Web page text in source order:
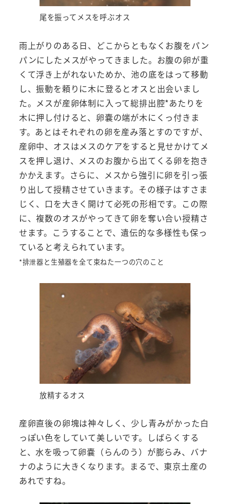
尾を振ってメスを呼ぶオス
雨上がりのある日、どこからともなくお腹をパン
パンにしたメスがやってきました。お腹の卵が重
くて浮き上がれないためか、池の底をはって移動
し、振動を頼りに木に登るとオスと出会いまし
た。メスが産卵体制に入って総排出腔*あたりを
木に押し付けると、卵嚢の端が木にくっ付きま
す。あとはそれぞれの卵を産み落とすのですが、
産卵中、オスはメスのケアをすると見せかけてメ
スを押し退け、メスのお腹から出てくる卵を抱き
かかえます。さらに、メスから強引に卵を引っ張
り出して授精させていきます。その様子はすさま
じく、口を大きく開けて必死の形相です。この際
に、複数のオスがやってきて卵を奪い合い授精さ
せます。こうすることで、遺伝的な多様性も保っ
ていると考えられています。
*排泄器と生殖器を全て束ねた一つの穴のこと
放精するオス
産卵直後の卵塊は神々しく、少し青みがかった白
っぽい色をしていて美しいです。しばらくする
と、水を吸って卵嚢（らんのう）が膨らみ、バナ
ナのように大きくなります。まるで、東京土産の
あれですね。